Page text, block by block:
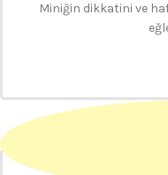
Miniğin dikkatini ve